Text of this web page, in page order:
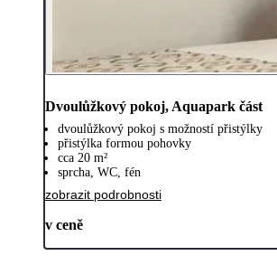
Dvoulůžkový pokoj, Aquapark část
dvoulůžkový pokoj s možností přistýlky
přistýlka formou pohovky
cca 20 m²
sprcha, WC, fén
zobrazit podrobnosti
v ceně